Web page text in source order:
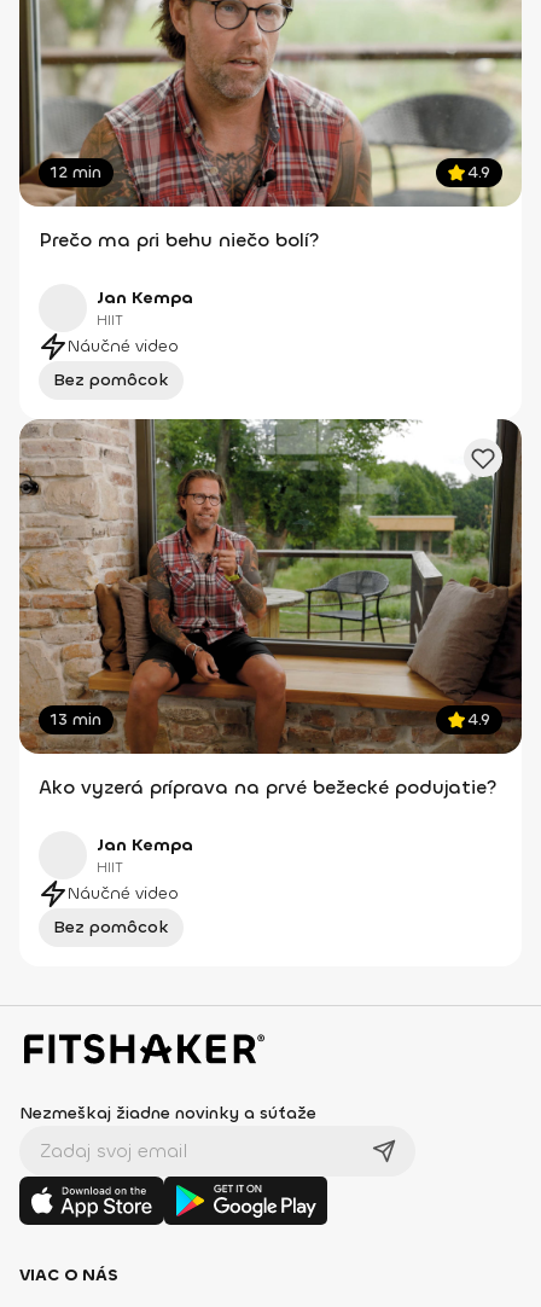
12 min 4.9
Prečo ma pri behu niečo bolí?
Jan Kempa
HIIT
Náučné video
Bez pomôcok
13 min 4.9
Ako vyzerá príprava na prvé bežecké podujatie?
Jan Kempa
HIIT
Náučné video
Bez pomôcok
Nezmeškaj žiadne novinky a súťaže
VIAC O NÁS